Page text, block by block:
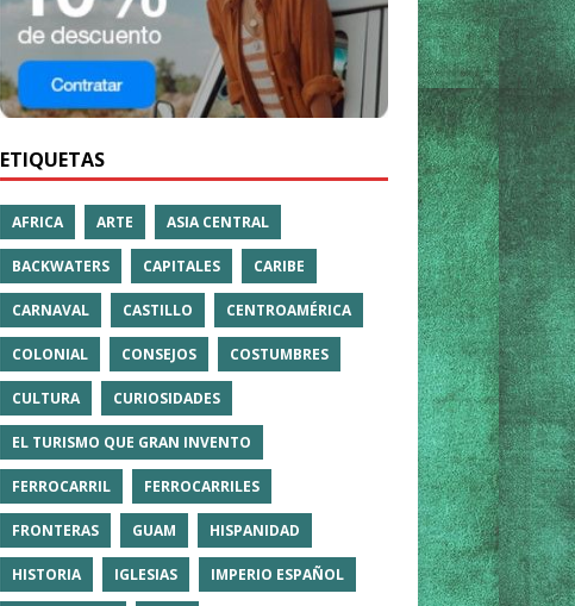
ETIQUETAS
AFRICA ARTE ASIA CENTRAL
BACKWATERS CAPITALES CARIBE
CARNAVAL CASTILLO CENTROAMÉRICA
COLONIAL CONSEJOS COSTUMBRES
CULTURA CURIOSIDADES
EL TURISMO QUE GRAN INVENTO
FERROCARRIL FERROCARRILES
FRONTERAS GUAM HISPANIDAD
HISTORIA IGLESIAS IMPERIO ESPAÑOL